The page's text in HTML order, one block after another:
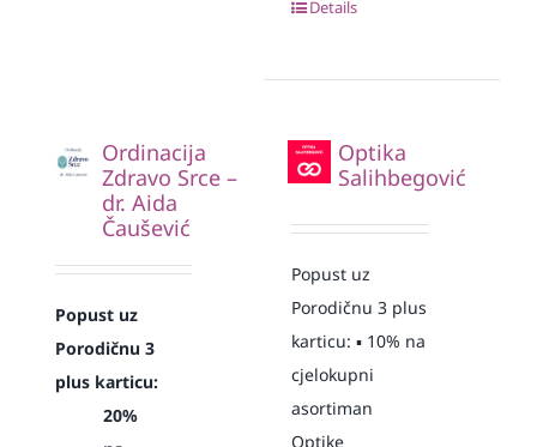
Details
Ordinacija
Zdravo Srce –
dr. Aida
Čaušević
Popust uz
Porodičnu 3
plus karticu:
20%
Optika
Salihbegović
Popust uz
Porodičnu 3 plus
karticu: ▪️ 10% na
cjelokupni
asortiman
Optike